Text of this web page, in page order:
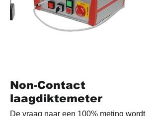
Non-Contact
laagdiktemeter
De vraag naar een 100% meting wordt